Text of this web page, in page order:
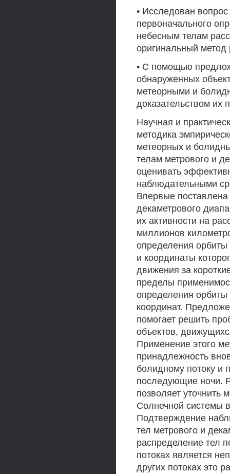
• Исследован
первоначального
небесным телам
оригинальный метод
• С помощью
обнаруженных
метеорными и
доказательством их
Научная и
методика
метеорных и
телам метрового и
оценивать
наблюдательными
Впервые
декаметрового
их активности на
миллионов
определения орбиты
и координаты
движения за
пределы
определения
координат.
помогает решить
объектов,
Применение этого
принадлежность
болидному потоку и
последующие ночи.
позволяет уточнить
Солнечной системы
Подтверждение
тел метрового и
распределение тел
потоках является
других потоках это